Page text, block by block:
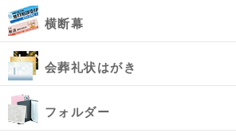
横断幕
会葬礼状はがき
フォルダー